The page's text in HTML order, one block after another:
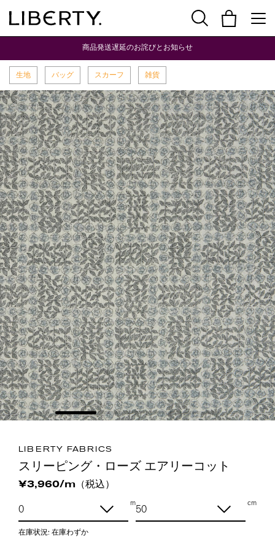
商品発送遅延のお詫びとお知らせ
生地 バッグ スカーフ 雑貨
LIBERTY FABRICS
スリーピング・ローズ エアリーコット
¥3,960/m（税込）
m cm
在庫状況: 在庫わずか